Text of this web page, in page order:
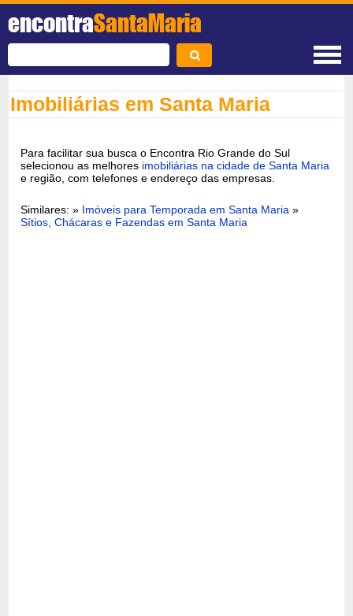
encontraSantaMaria
Imobiliárias em Santa Maria
Para facilitar sua busca o Encontra Rio Grande do Sul
selecionou as melhores imobiliárias na cidade de Santa Maria
e região, com telefones e endereço das empresas.
Similares: » Imóveis para Temporada em Santa Maria »
Sítios, Chácaras e Fazendas em Santa Maria